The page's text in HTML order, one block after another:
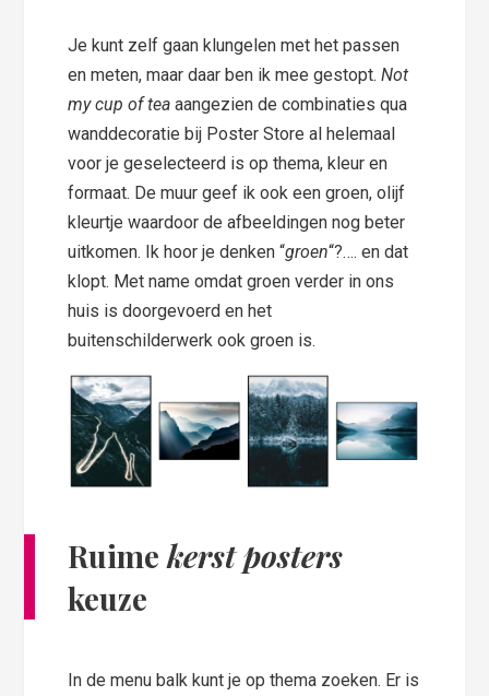
Je kunt zelf gaan klungelen met het passen
en meten, maar daar ben ik mee gestopt.Not
my cup of teaaangezien de combinaties qua
wanddecoratie bij Poster Store al helemaal
voor je geselecteerd is op thema, kleur en
formaat. De muur geef ik ook een groen, olijf
kleurtje waardoor de afbeeldingen nog beter
uitkomen. Ik hoor je denken “groen“?…. en dat
klopt. Met name omdat groen verder in ons
huis is doorgevoerd en het
buitenschilderwerk ook groen is.
Ruimekerst posters
keuze
In de menu balk kunt je op thema zoeken. Er is